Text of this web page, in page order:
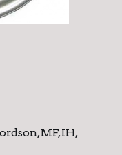
MF, IH,